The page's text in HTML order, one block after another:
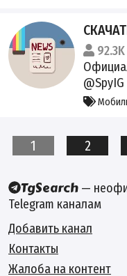
Для
https://
92.3K
Этот
1 2
—
Telegram каналам
Добавить канал
Контакты
Жалоба на контент